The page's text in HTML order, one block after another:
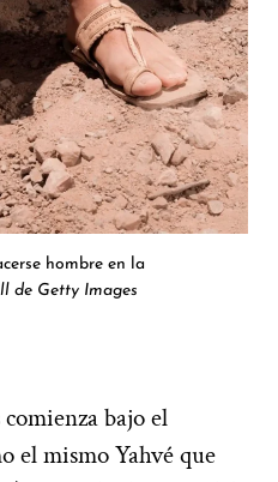
hombre en la
de Getty Images
bajo el
el mismo Yahvé que